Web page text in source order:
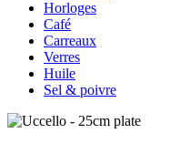
Horloges
Café
Carreaux
Verres
Huile
Sel & poivre